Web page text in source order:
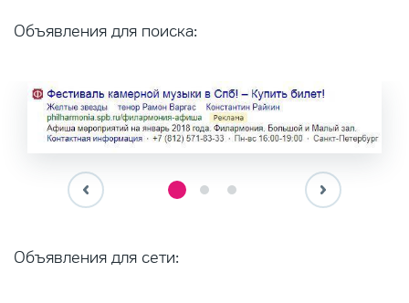
Объявления для поиска:
Объявления для сети: